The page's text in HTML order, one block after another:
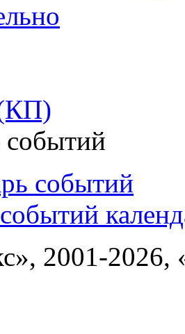
событий
событий
2001-2026,